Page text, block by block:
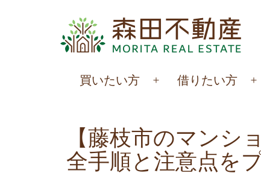
産
買いたい方
ー
を
借りたい方
ー
を
【藤枝市のマン
全手順と注意点を